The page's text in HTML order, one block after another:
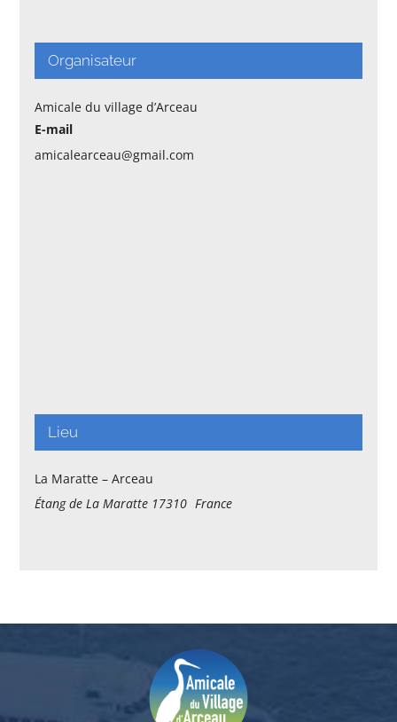
Organisateur
Amicale du village d’Arceau
E-mail
amicalearceau@gmail.com
Lieu
La Maratte – Arceau
Étang de La Maratte 17310 France